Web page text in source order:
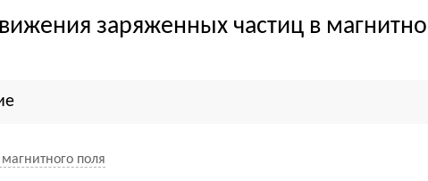
заряженных частиц в
поля